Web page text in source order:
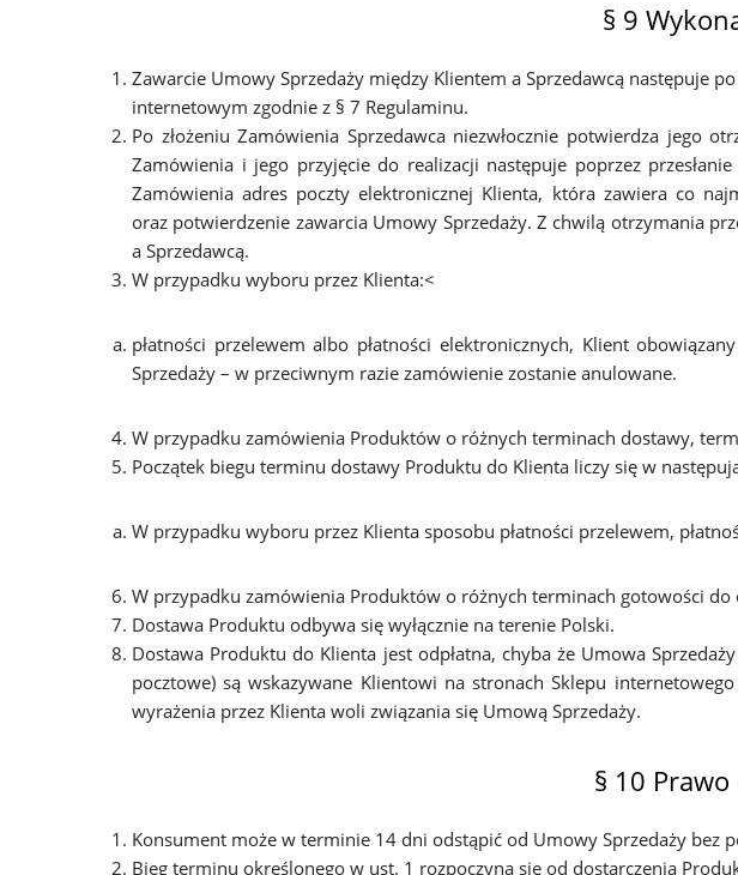
§ 9
Zawarcie Umowy Sprzedaży między Klientem a Sprzedawcą następuje
internetowym zgodnie z § 7 Regulaminu.
Po złożeniu Zamówienia Sprzedawca niezwłocznie potwierdza jego
Zamówienia i jego przyjęcie do realizacji następuje poprzez
Zamówienia adres poczty elektronicznej Klienta, która zawiera co
oraz potwierdzenie zawarcia Umowy Sprzedaży. Z chwilą otrzymania
a Sprzedawcą.
W przypadku wyboru przez Klienta:<
płatności przelewem albo płatności elektronicznych, Klient
Sprzedaży – w przeciwnym razie zamówienie zostanie anulowane.
W przypadku zamówienia Produktów o różnych terminach dostawy,
Początek biegu terminu dostawy Produktu do Klienta liczy się w
W przypadku wyboru przez Klienta sposobu płatności przelewem,
W przypadku zamówienia Produktów o różnych terminach gotowości
Dostawa Produktu odbywa się wyłącznie na terenie Polski.
Dostawa Produktu do Klienta jest odpłatna, chyba że Umowa
pocztowe) są wskazywane Klientowi na stronach Sklepu
wyrażenia przez Klienta woli związania się Umową Sprzedaży.
§ 10
Konsument może w terminie 14 dni odstąpić od Umowy Sprzedaży bez
Bieg terminu określonego w ust. 1 rozpoczyna się od dostarczenia